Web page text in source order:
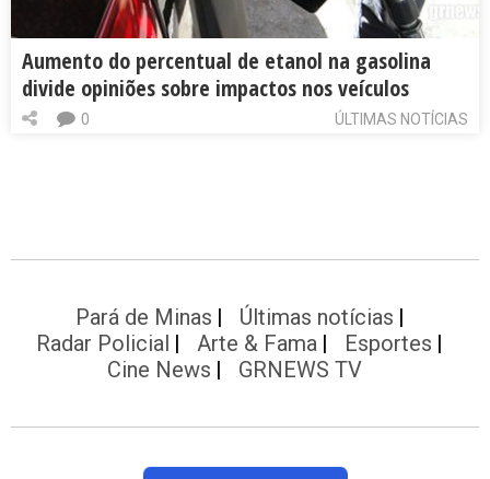
Aumento do percentual de etanol na gasolina
divide opiniões sobre impactos nos veículos
ÚLTIMAS NOTÍCIAS
0
Pará de Minas
Últimas notícias
Radar Policial
Arte & Fama
Esportes
Cine News
GRNEWS TV